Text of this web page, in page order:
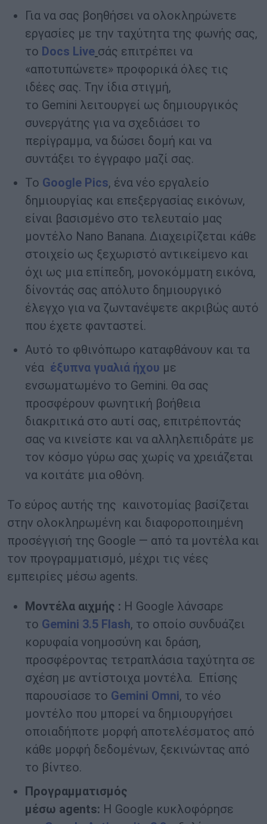
Για να σας βοηθήσει να ολοκληρώνετε
εργασίες με την ταχύτητα της φωνής σας,
το Docs Live σάς επιτρέπει να
«αποτυπώνετε» προφορικά όλες τις
ιδέες σας. Την ίδια στιγμή,
το Gemini λειτουργεί ως δημιουργικός
συνεργάτης για να σχεδιάσει το
περίγραμμα, να δώσει δομή και να
συντάξει το έγγραφο μαζί σας.
Το Google Pics, ένα νέο εργαλείο
δημιουργίας και επεξεργασίας εικόνων,
είναι βασισμένο στο τελευταίο μας
μοντέλο Nano Banana. Διαχειρίζεται κάθε
στοιχείο ως ξεχωριστό αντικείμενο και
όχι ως μια επίπεδη, μονοκόμματη εικόνα,
δίνοντάς σας απόλυτο δημιουργικό
έλεγχο για να ζωντανέψετε ακριβώς αυτό
που έχετε φανταστεί.
Αυτό το φθινόπωρο καταφθάνουν και τα
νέα έξυπνα γυαλιά ήχου με
ενσωματωμένο το Gemini. Θα σας
προσφέρουν φωνητική βοήθεια
διακριτικά στο αυτί σας, επιτρέποντάς
σας να κινείστε και να αλληλεπιδράτε με
τον κόσμο γύρω σας χωρίς να χρειάζεται
να κοιτάτε μια οθόνη.
Το εύρος αυτής της καινοτομίας βασίζεται
στην ολοκληρωμένη και διαφοροποιημένη
προσέγγισή της Google — από τα μοντέλα και
τον προγραμματισμό, μέχρι τις νέες
εμπειρίες μέσω agents.
Μοντέλα αιχμής : H Google λάνσαρε
το Gemini 3.5 Flash, το οποίο συνδυάζει
κορυφαία νοημοσύνη και δράση,
προσφέροντας τετραπλάσια ταχύτητα σε
σχέση με αντίστοιχα μοντέλα. Επίσης
παρουσίασε το Gemini Omni, το νέο
μοντέλο που μπορεί να δημιουργήσει
οποιαδήποτε μορφή αποτελέσματος από
κάθε μορφή δεδομένων, ξεκινώντας από
το βίντεο.
Προγραμματισμός
μέσω agents: Η Google κυκλοφόρησε